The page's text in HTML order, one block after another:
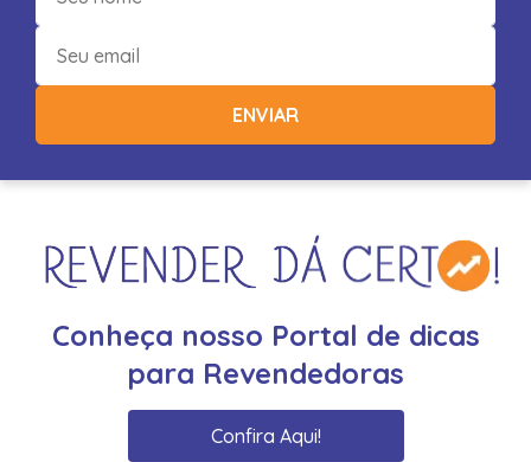
ENVIAR
Conheça nosso Portal de dicas
para Revendedoras
Confira Aqui!